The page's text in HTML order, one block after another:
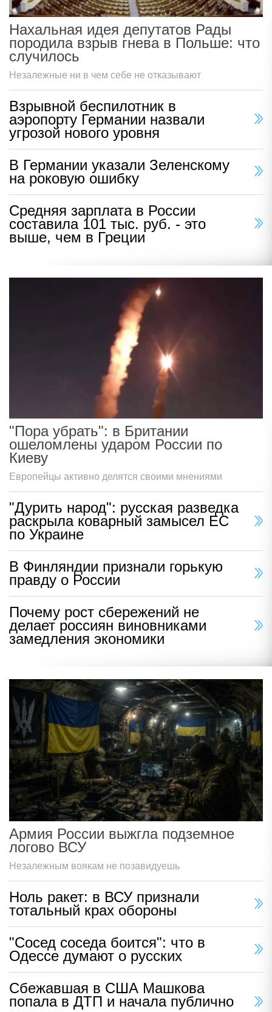
Нахальная идея депутатов Рады
породила взрыв гнева в Польше: что
случилось
Незалежные ни в чем себе не отказывают
Взрывной беспилотник в
аэропорту Германии назвали
угрозой нового уровня
В Германии указали Зеленскому
на роковую ошибку
Средняя зарплата в России
составила 101 тыс. руб. - это
выше, чем в Греции
"Пора убрать": в Британии
ошеломлены ударом России по
Киеву
Европейцы активно делятся своими мнениями
"Дурить народ": русская разведка
раскрыла коварный замысел ЕС
по Украине
В Финляндии признали горькую
правду о России
Почему рост сбережений не
делает россиян виновниками
замедления экономики
Армия России выжгла подземное
логово ВСУ
Незалежным воякам не позавидуешь
Ноль ракет: в ВСУ признали
тотальный крах обороны
"Сосед соседа боится": что в
Одессе думают о русских
Сбежавшая в США Машкова
попала в ДТП и начала публично